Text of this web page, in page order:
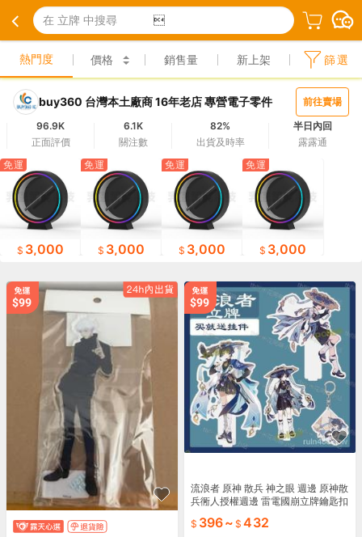
在 立牌 中搜尋 
熱門度 價格 銷售量 新上架 篩選
buy360 台灣本土廠商 16年老店 專營電子零件
前往賣場
96.9K
正面評價
6.1K
關注數
82%
出貨及時率
半日內回
露露通
免運
3,000
免運
3,000
免運
3,000
免運
3,000
流浪者 原神 散兵 神之眼 週邊 原神散
兵衕人授權週邊 雷電國崩立牌鑰匙扣
396~ 432